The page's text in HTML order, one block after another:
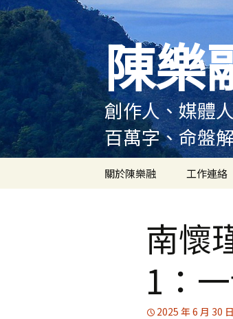
跳
至
主
容
陳樂
創作人、媒體
百萬字、命盤
關於陳樂融
陳樂融大事記
陳樂融舞台劇及音樂劇
作品演出紀錄
工作連絡
南懷
1：
2025 年 6 月 30 日